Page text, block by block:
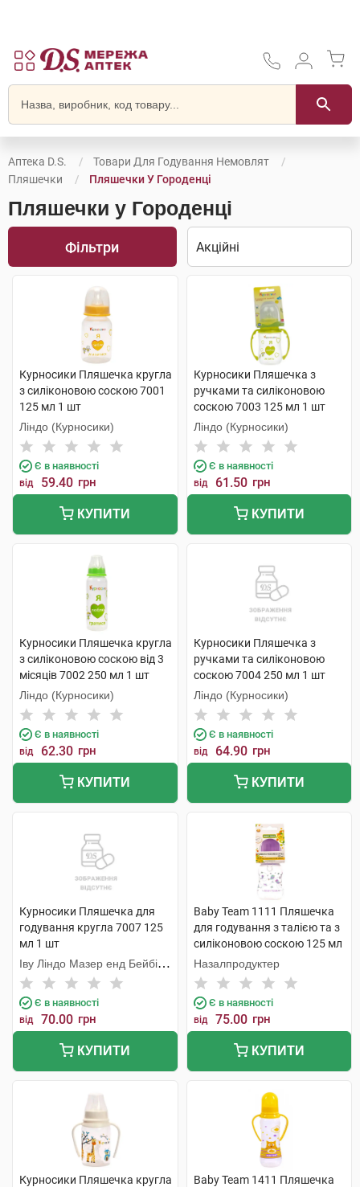
Аптека D.S.
Товари Для Годування Немовлят
Пляшечки
Пляшечки У Городенці
Пляшечки у Городенці
Фільтри
Курносики Пляшечка кругла
з силіконовою соскою 7001
125 мл 1 шт
Ліндо (Курносики)
Є в наявності
від 59.40 грн
КУПИТИ
Курносики Пляшечка з
ручками та силіконовою
соскою 7003 125 мл 1 шт
Ліндо (Курносики)
Є в наявності
від 61.50 грн
КУПИТИ
Курносики Пляшечка кругла
з силіконовою соскою від 3
місяців 7002 250 мл 1 шт
Ліндо (Курносики)
Є в наявності
від 62.30 грн
КУПИТИ
Курносики Пляшечка з
ручками та силіконовою
соскою 7004 250 мл 1 шт
Ліндо (Курносики)
Є в наявності
від 64.90 грн
КУПИТИ
Курносики Пляшечка для
годування кругла 7007 125
мл 1 шт
Іву Ліндо Мазер енд Бейбі
Продактс
Є в наявності
від 70.00 грн
КУПИТИ
Baby Team 1111 Пляшечка
для годування з талією та з
силіконовою соскою 125 мл
1 шт
Назалпродуктер
Є в наявності
від 75.00 грн
КУПИТИ
Курносики Пляшечка кругла
Baby Team 1411 Пляшечка